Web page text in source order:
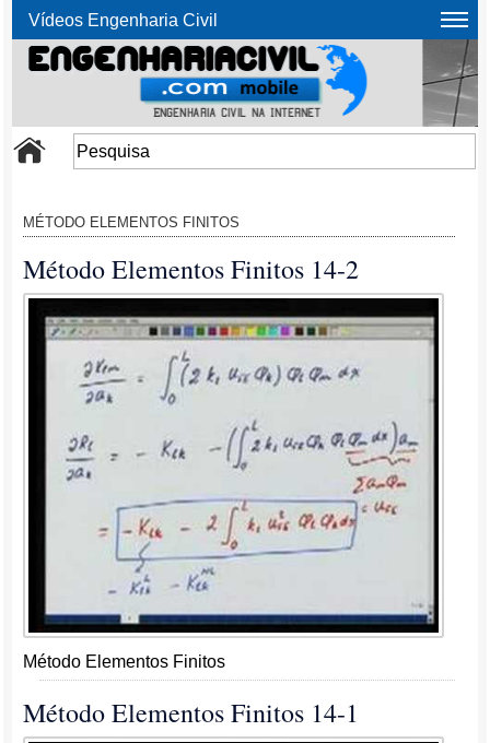
Vídeos Engenharia Civil
MÉTODO ELEMENTOS FINITOS
Método Elementos Finitos 14-2
Método Elementos Finitos
Método Elementos Finitos 14-1